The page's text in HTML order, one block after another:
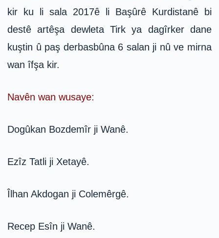
kir ku li sala 2017ê li Başûrê Kurdistanê bi
destê artêşa dewleta Tirk ya dagîrker dane
kuştin û paş derbasbûna 6 salan ji nû ve mirna
wan îfşa kir.
Navên wan wusaye:
Dogûkan Bozdemîr ji Wanê.
Ezîz Tatli ji Xetayê.
Îlhan Akdogan ji Colemêrgê.
Recep Esîn ji Wanê.